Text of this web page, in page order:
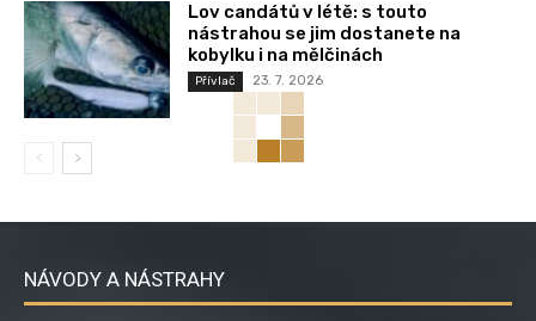
Lov candátů v létě: s touto
nástrahou se jim dostanete na
kobylku i na mělčinách
Přívlač 23. 7. 2026
NÁVODY A NÁSTRAHY